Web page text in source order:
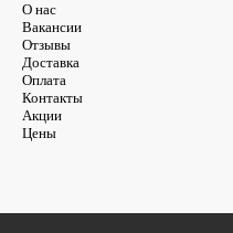
О нас
Вакансии
Отзывы
Доставка
Оплата
Контакты
Акции
Цены